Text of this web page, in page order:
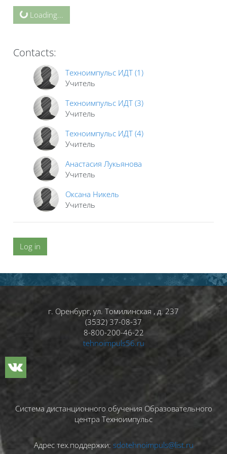
BlocksLoading...
Contacts:
Техноимпульс ИДТ (1)
Учитель
Техноимпульс ИДТ (3)
Учитель
Техноимпульс ИДТ (4)
Учитель
Анастасия Лукьянова
Учитель
Оксана Никель
Учитель
Log in
Blocks
г. Оренбург, ул. Томилинская , д. 237
(3532) 37-08-37
8-800-200-46-22
tehnoimpuls56.ru
Система дистанционного обучения Образовательного
центра Техноимпульс
Адрес тех.поддержки: sdotehnoimpuls@list.ru